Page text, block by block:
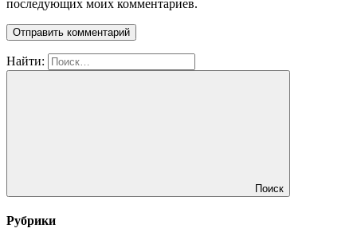
последующих моих комментариев.
Найти:
Поиск
Рубрики